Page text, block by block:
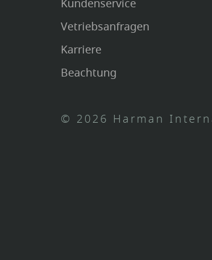
Kundenservice
Vetriebsanfragen
Karriere
Beachtung
© 2026 Harman